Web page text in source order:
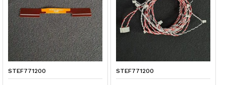
STEF771200 STEF771200